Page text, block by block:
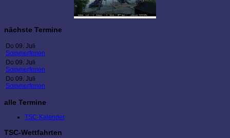
nächste Termine
Do 09. Juli
Sommerferien
Do 09. Juli
Sommerferien
Do 09. Juli
Sommerferien
alle Termine
TSC-Kalender
TSC-Wettfahrten